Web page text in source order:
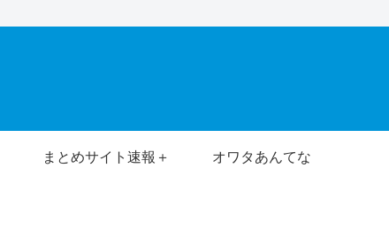
まとめサイト速報＋ オワタあんてな